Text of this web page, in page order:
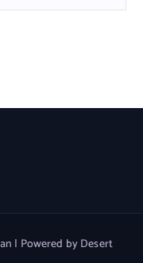
| Powered byDesert